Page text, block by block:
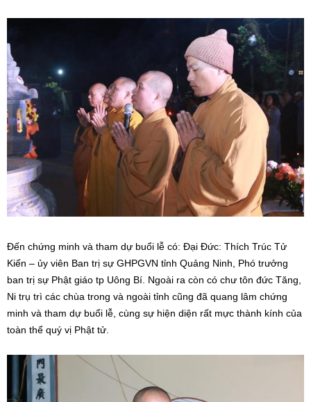
Đến chứng minh và tham dự buổi lễ có: Đại Đức: Thích Trúc Tử
Kiến – ủy viên Ban trị sự GHPGVN tỉnh Quảng Ninh, Phó trưởng
ban trị sự Phật giáo tp Uông Bí. Ngoài ra còn có chư tôn đức Tăng,
Ni trụ trì các chùa trong và ngoài tỉnh cũng đã quang lâm chứng
minh và tham dự buổi lễ, cùng sự hiện diện rất mực thành kính của
toàn thể quý vị Phật tử.